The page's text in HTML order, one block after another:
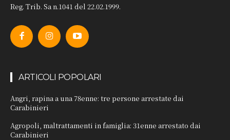
Reg. Trib. Sa n.1041 del 22.02.1999.
ARTICOLI POPOLARI
Angri, rapina a una 78enne: tre persone arrestate dai
Carabinieri
Agropoli, maltrattamenti in famiglia: 31enne arrestato dai
Carabinieri